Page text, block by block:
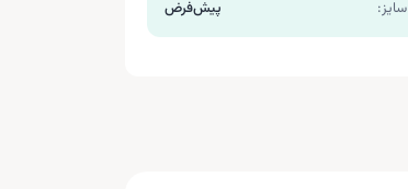
سایز: پیش‌فرض